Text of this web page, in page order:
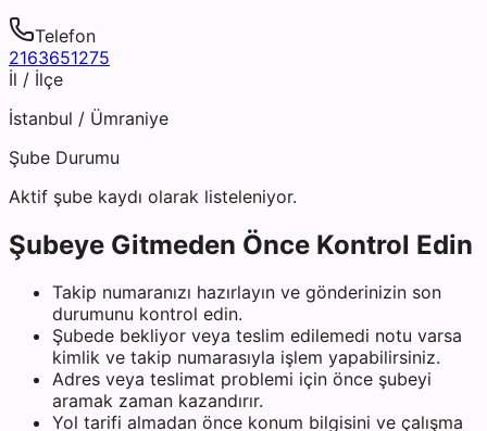
Telefon
2163651275
İl / İlçe
İstanbul / Ümraniye
Şube Durumu
Aktif şube kaydı olarak listeleniyor.
Şubeye Gitmeden Önce Kontrol Edin
Takip numaranızı hazırlayın ve gönderinizin son
durumunu kontrol edin.
Şubede bekliyor veya teslim edilemedi notu varsa
kimlik ve takip numarasıyla işlem yapabilirsiniz.
Adres veya teslimat problemi için önce şubeyi
aramak zaman kazandırır.
Yol tarifi almadan önce konum bilgisini ve çalışma